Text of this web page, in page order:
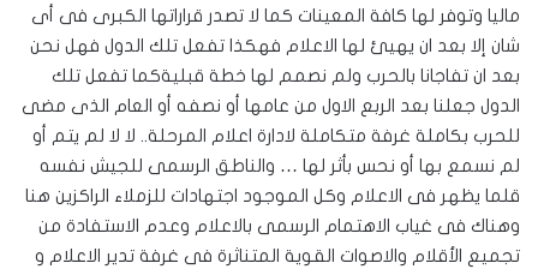
ماليا وتوفر لها كافة المعينات كما لا تصدر قراراتها الكبرى فى أى
شان إلا بعد ان يهيئ لها الاعلام فهكذا تفعل تلك الدول فهل نحن
بعد ان تفاجانا بالحرب ولم نصمم لها خطة قبليةكما تفعل تلك
الدول جعلنا بعد الربع الاول من عامها أو نصفه أو العام الذى مضى
للحرب بكاملة غرفة متكاملة لادارة اعلام المرحلة.. لا لا لم يتم أو
لم نسمع بها أو نحس بأثر لها … والناطق الرسمى للجيش نفسه
قلما يظهر فى الاعلام وكل الموجود اجتهادات للزملاء الراكزين هنا
وهناك فى غياب الاهتمام الرسمى بالاعلام وعدم الاستفادة من
تجميع الأقلام والاصوات القوية المتناثرة فى غرفة تدير الاعلام و